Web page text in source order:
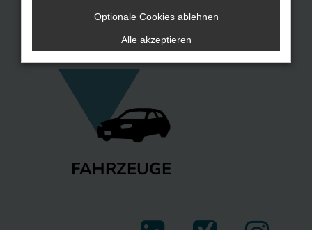
KONTAKT
FAHRZEUGE
Optionale Cookies ablehnen
Alle akzeptieren